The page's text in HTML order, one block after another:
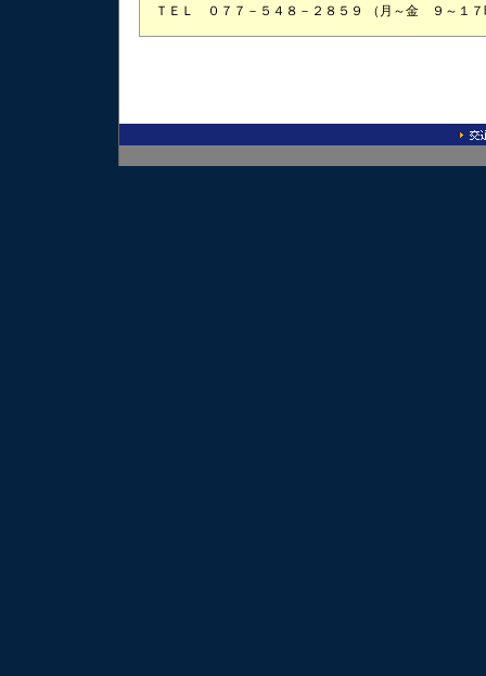
ＴＥＬ ０７７－５４８－２８５９ （月～金 ９～１７